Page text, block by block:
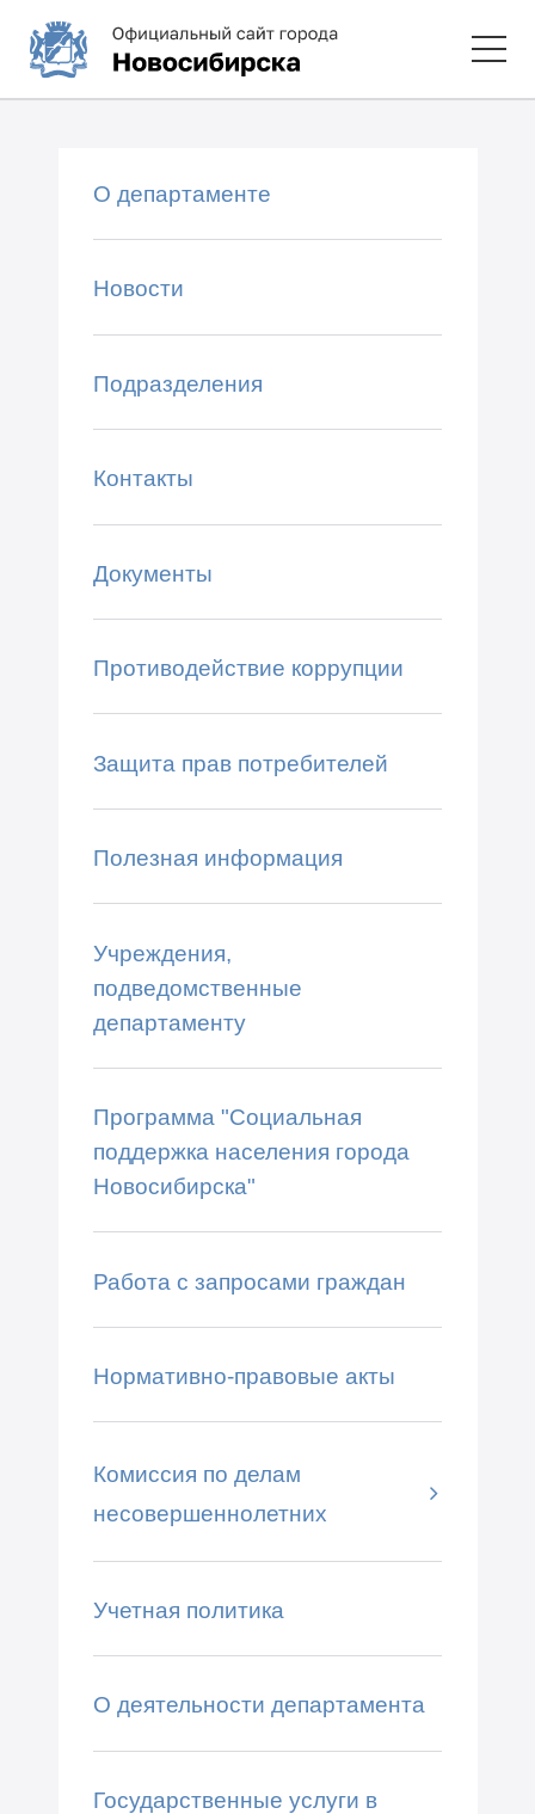
О департаменте
Новости
Подразделения
Контакты
Документы
Противодействие коррупции
Защита прав потребителей
Полезная информация
Учреждения,
подведомственные
департаменту
Программа "Социальная
поддержка населения города
Новосибирска"
Работа с запросами граждан
Нормативно-правовые акты
Комиссия по делам
несовершеннолетних
Учетная политика
О деятельности департамента
Государственные услуги в